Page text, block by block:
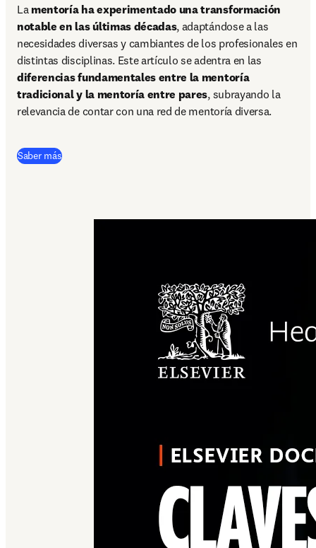
La mentoría ha experimentado una transformación
notable en las últimas décadas, adaptándose a las
necesidades diversas y cambiantes de los profesionales en
diferencias fundamentales entre la mentoría
tradicional y la mentoría entre pares, subrayando la
relevancia de contar con una red de mentoría diversa.
Saber más